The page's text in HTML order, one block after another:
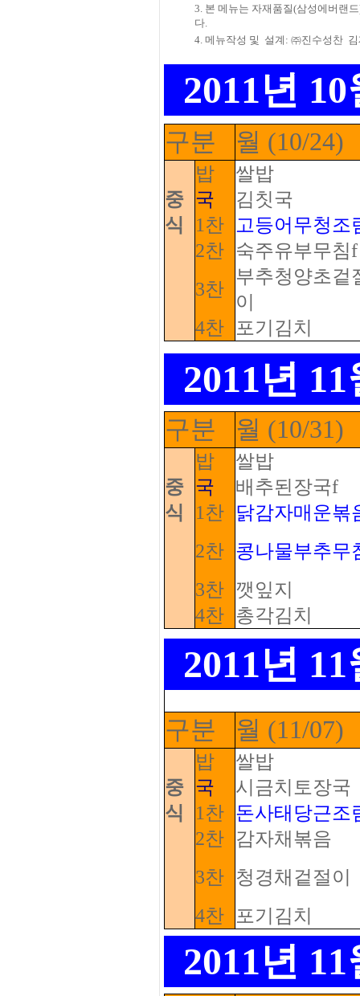
3. 본 메뉴는 자재품질(삼성에버랜
다.
4. 메뉴작성 및 설계: ㈜진수성찬
2011년
구분 월 (10/24)
밥
쌀밥
중 국
김칫국
식
1찬
고등어무청조
2찬 숙주유부무침f
3찬
부추청양초겉
이
4찬
포기김치
2011년
구분 월 (10/31)
밥
쌀밥
중 국
배추된장국f
식
1찬
닭감자매운볶
2찬 콩나물부추무
3찬 깻잎지
4찬 총각김치
2011년
구분 월 (11/07)
밥
쌀밥
중 국
시금치토장국
식
1찬 돈사태당근조
2찬
감자채볶음
3찬
청경채겉절이
4찬
포기김치
2011년